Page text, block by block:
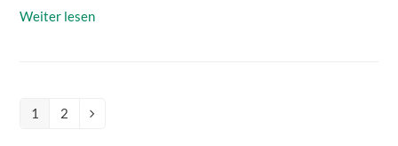
Weiter lesen
Seite
1 Seite
2 Vorwärts